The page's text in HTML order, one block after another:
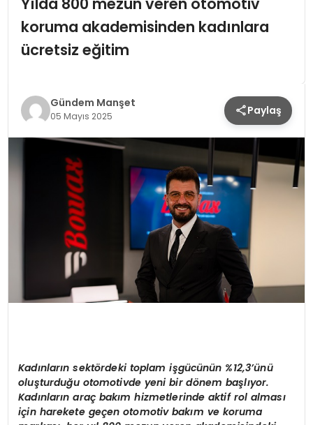
SPOR
YAŞAM
koruma akademisinden kadınlara
ücretsiz eğitim
Gündem Manşet
05 Mayıs 2025 Paylaş
Kadınların sektördeki toplam işgücünün %12,3’ünü
oluşturduğu otomotivde yeni bir dönem başlıyor.
Kadınların araç bakım hizmetlerinde aktif rol alması
için harekete geçen otomotiv bakım ve koruma